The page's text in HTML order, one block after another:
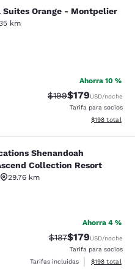
Orange -
Suites Orange - Montpelier
km
estrellas. Muy bueno. 1473 reseñas
Ahorra 10 %
Precio tachado:
$199Precio con
$179USD/noche
Tarifa para socios
Ver detalles
$198 total
Shenandoah
Shenandoah
Collection Resort
29.76 km
estrellas. Bueno. 293 reseñas
Ahorra 4 %
Precio tachado:
$187Precio con
$179USD/noche
Tarifa para socios
Tarifas incluidas
Ver detalles
$198 total